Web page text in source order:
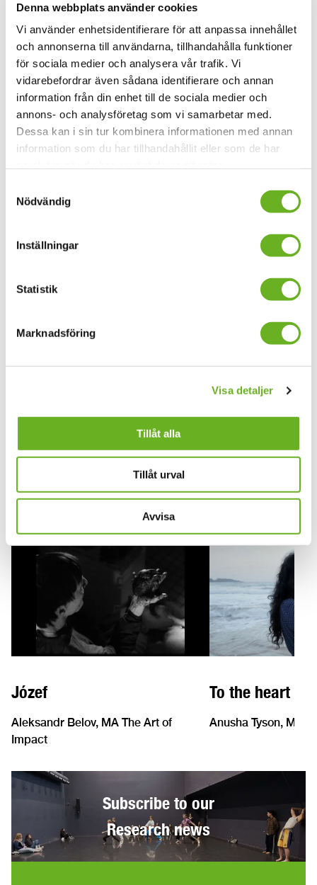
Denna webbplats använder cookies
Vi använder enhetsidentifierare för att anpassa innehållet
och annonserna till användarna, tillhandahålla funktioner
för sociala medier och analysera vår trafik. Vi
vidarebefordrar även sådana identifierare och annan
information från din enhet till de sociala medier och
annons- och analysföretag som vi samarbetar med.
Dessa kan i sin tur kombinera informationen med annan
information som du har tillhandahållit eller som de har
Nödvändig
Inställningar
Statistik
Marknadsföring
Visa detaljer
Tillåt alla
Tillåt urval
Avvisa
Week 23
Alejandro Gonzalez Castilla, MA
Animation
The car ride
Anne-Li Hyun-Zoo
Animation
Józef
Aleksandr Belov, MA The Art of
Impact
To the heart of
Anusha Tyson, MA
Subscribe to our
Research news